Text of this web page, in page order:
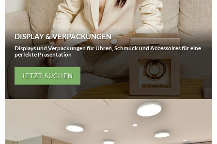
DISPLAY & VERPACKUNGEN
Displays und Verpackungen für Uhren, Schmuck und Accessoires für eine
perfekte Präsentation
JETZT SUCHEN